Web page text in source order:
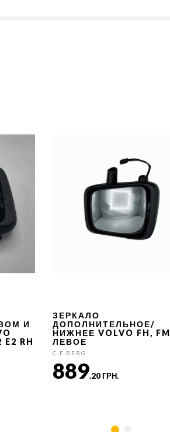
И
E2 RH
ЗЕРКАЛО
ДОПОЛНИТЕЛЬНОЕ/
НИЖНЕЕ VOLVO FH, FM
ЛЕВОЕ
C.F.BERG
889.20 ГРН.